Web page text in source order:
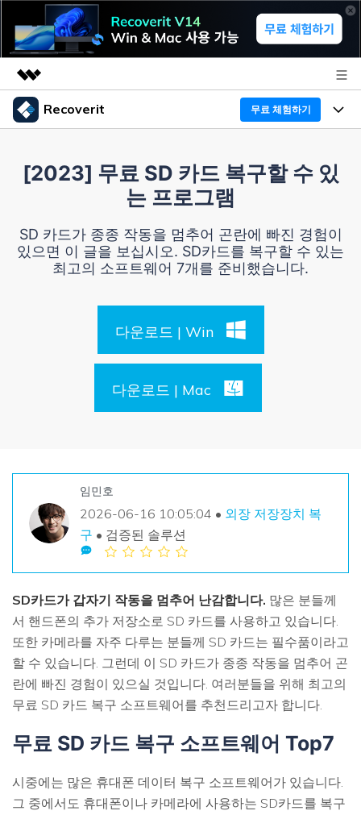
주요 제품
유틸리티
비즈니스
뉴스룸
Recoverit 무료 체험하기
Recoverit - Windows 버전
선도적인 데이터 복구 전문가
무료 체험
무료 체험
리커버릿 무료 버전
분실/삭제된 데이터 무료 복구
무료 체험
기타 프로그램
Repairit - 데이터 복구
UBackit - 데이터 백업
미디어 복구하기
디바이스 복구하기
리커버릿 모든 기능 확인하기
복구 Tips
손상된 파일 복구
삭제된 미디어 복구
삭제된 파일 복구
데이터 손실 시나리오
모든 기능 확인하기
다운로드 로그인
search
[2023] 무료 SD 카드 복구할 수 있
는 프로그램
SD 카드가 종종 작동을 멈추어 곤란에 빠진 경험이
있으면 이 글을 보십시오. SD카드를 복구할 수 있는
최고의 소프트웨어 7개를 준비했습니다.
다운로드 | Win
다운로드 | Mac
임민호
2026-06-16 10:05:04 • 외장 저장장치 복
구 • 검증된 솔루션
SD카드가 갑자기 작동을 멈추어 난감합니다. 많은 분들께
서 핸드폰의 추가 저장소로 SD 카드를 사용하고 있습니다.
또한 카메라를 자주 다루는 분들께 SD 카드는 필수품이라고
할 수 있습니다. 그런데 이 SD 카드가 종종 작동을 멈추어 곤
란에 빠진 경험이 있으실 것입니다. 여러분들을 위해 최고의
무료 SD 카드 복구 소프트웨어를 추천드리고자 합니다.
무료 SD 카드 복구 소프트웨어 Top7
시중에는 많은 휴대폰 데이터 복구 소프트웨어가 있습니다.
그 중에서도 휴대폰이나 카메라에 사용하는 SD카드를 복구